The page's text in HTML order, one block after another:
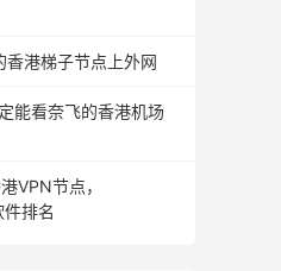
港梯子节点上外网
能看奈飞的香港机场
VPN节点，
排名